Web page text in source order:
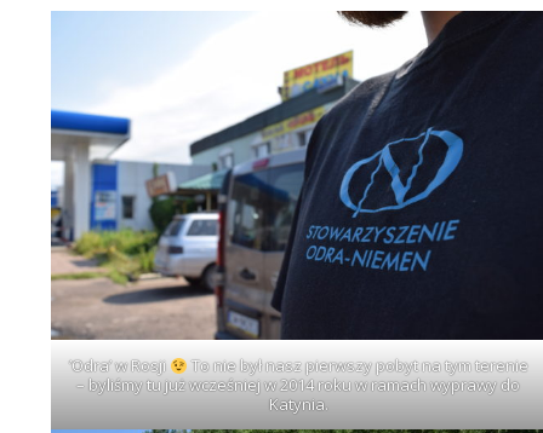
’Odra’ w Rosji
To nie był nasz pierwszy pobyt na tym terenie
– byliśmy tu już wcześniej w 2014 roku w ramach wyprawy do
Katynia.